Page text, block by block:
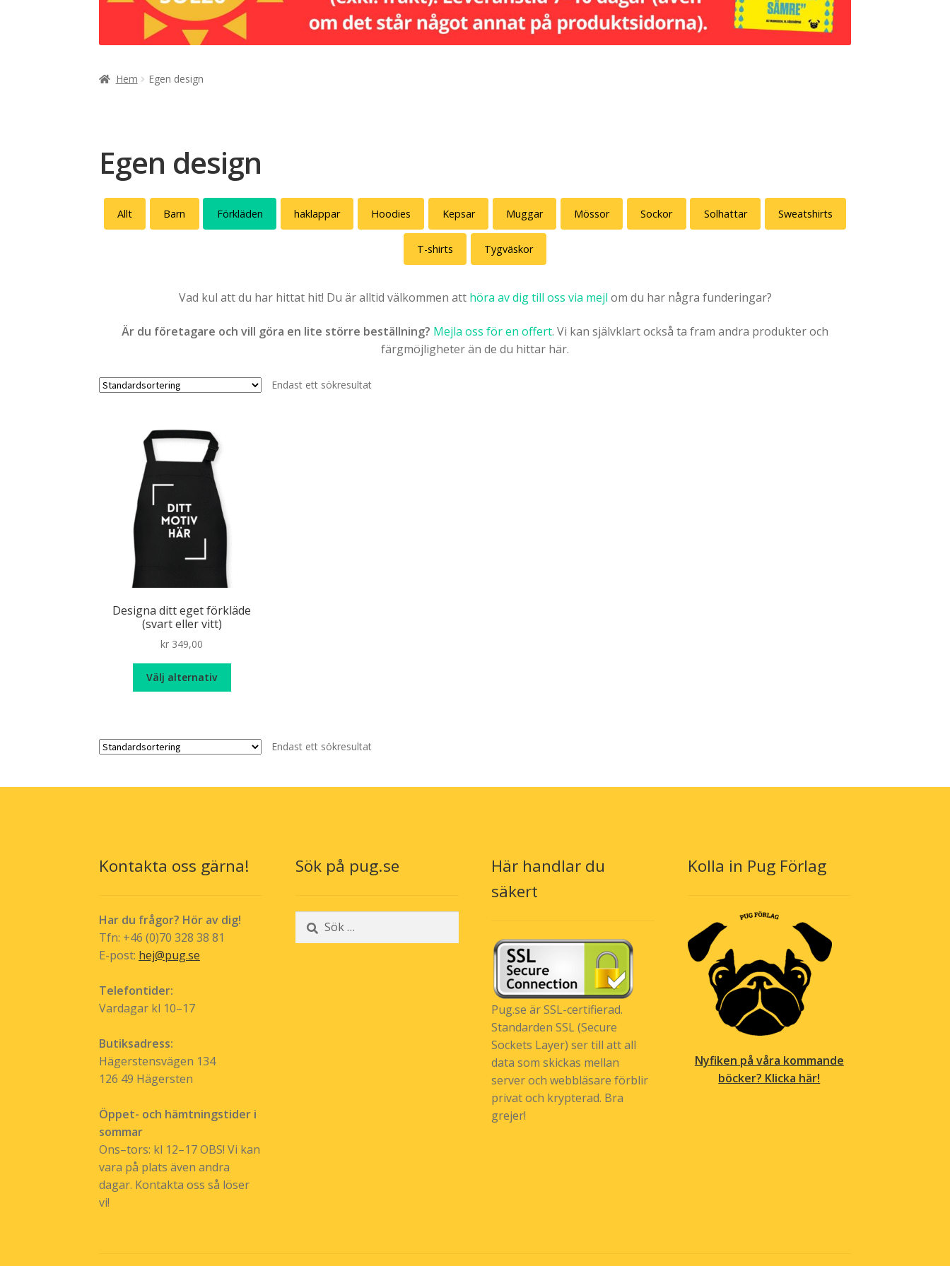
Hem Egen design
Egen design
Allt Barn Förkläden haklappar Hoodies Kepsar Muggar Mössor Sockor Solhattar Sweatshirts
T-shirts Tygväskor
Vad kul att du har hittat hit! Du är alltid välkommen att höra av dig till oss via mejl om du har några funderingar?
Är du företagare och vill göra en lite större beställning? Mejla oss för en offert. Vi kan självklart också ta fram andra produkter och
färgmöjligheter än de du hittar här.
Endast ett sökresultat
Designa ditt eget förkläde
(svart eller vitt)
kr 349,00
Välj alternativ
varianter.Endast ett sökresultat
Kontakta oss gärna!
Har du frågor? Hör av dig!
Tfn: +46 (0)70 328 38 81
E-post: hej@pug.se
Telefontider:
Vardagar kl 10–17
Butiksadress:
Hägerstensvägen 134
126 49 Hägersten
Öppet- och hämtningstider i
sommar
Ons–tors: kl 12–17 OBS! Vi kan
vara på plats även andra
dagar. Kontakta oss så löser
vi!
Sök på pug.se
Sök
efter:
Här handlar du
säkert
Pug.se är SSL-certifierad.
Standarden SSL (Secure
Sockets Layer) ser till att all
data som skickas mellan
server och webbläsare förblir
privat och krypterad. Bra
grejer!
Kolla in Pug Förlag
Nyfiken på våra kommande
böcker? Klicka här!